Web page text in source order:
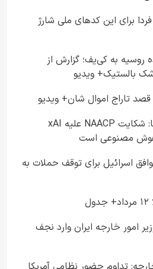
مرداد ۱۴۰۵ از فردا برای این کدهای ملی شارژ
به کی‌یف؛ گزارش از
تاراج اموال شان+ ویدیو
وزارت دادگستری آمریکا: شکایت NAACP علیه xAI
هوش مصنوعی است
اسرائیل برای توقف حملات به
امور خارجه ایران وارد نجف